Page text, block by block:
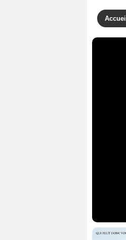
Accueil